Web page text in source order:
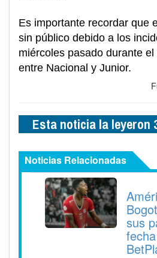
Es importante recordar que
sin público debido a los
miércoles pasado durante
entre Nacional y Junior.
Esta noticia la leyeron
Noticias Relacionadas
sus